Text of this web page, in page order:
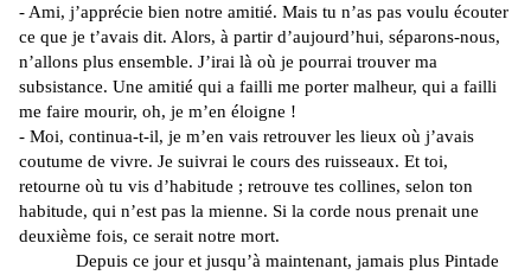
- Ami, j’apprécie bien notre amitié. Mais tu n’as pas voulu écouter
ce que je t’avais dit. Alors, à partir d’aujourd’hui, séparons-nous,
n’allons plus ensemble. J’irai là où je pourrai trouver ma
subsistance. Une amitié qui a failli me porter malheur, qui a failli
me faire mourir, oh, je m’en éloigne !
- Moi, continua-t-il, je m’en vais retrouver les lieux où j’avais
coutume de vivre. Je suivrai le cours des ruisseaux. Et toi,
retourne où tu vis d’habitude ; retrouve tes collines, selon ton
habitude, qui n’est pas la mienne. Si la corde nous prenait une
deuxième fois, ce serait notre mort.
Depuis ce jour et jusqu’à maintenant, jamais plus Pintade